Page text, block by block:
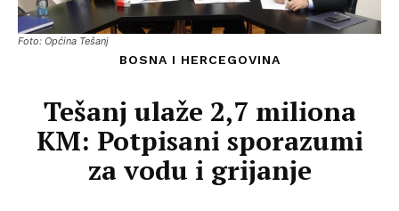
Foto: Općina Tešanj
BOSNA I HERCEGOVINA
Tešanj ulaže 2,7 miliona
KM: Potpisani sporazumi
za vodu i grijanje